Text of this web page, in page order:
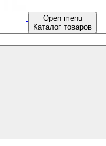
Open menu
Каталог товаров